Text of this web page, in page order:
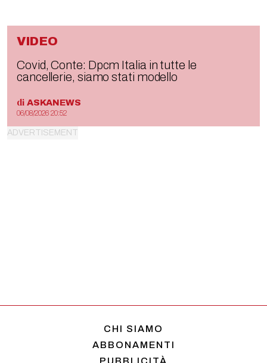
VIDEO
Covid, Conte: Dpcm Italia in tutte le
cancellerie, siamo stati modello
di ASKANEWS
06/08/2026 20:52
CHI SIAMO
ABBONAMENTI
PUBBLICITÀ